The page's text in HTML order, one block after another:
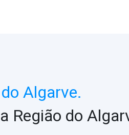
Algarve.
Região do